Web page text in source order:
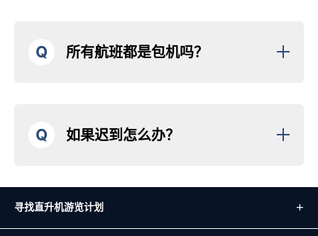
Q 所有航班都是包机吗？
Q 如果迟到怎么办？
寻找直升机游览计划